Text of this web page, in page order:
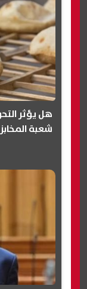
هل يؤثر
شعبة